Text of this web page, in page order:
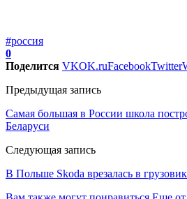
#россия
0
Поделится VKOK.ruFacebookTwitter
Предыдущая запись
Самая большая в России школа
Беларуси
Следующая запись
В Польше Skoda врезалась в